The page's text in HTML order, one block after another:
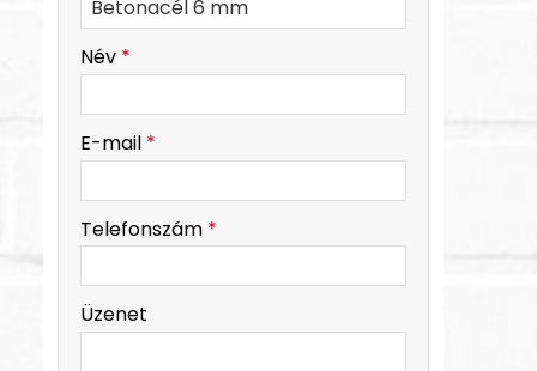
-
Név *
E-mail *
Telefonszám *
Üzenet